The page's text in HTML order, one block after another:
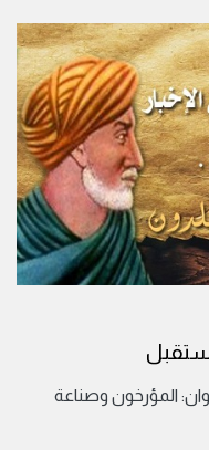
المؤرخون وصناعة